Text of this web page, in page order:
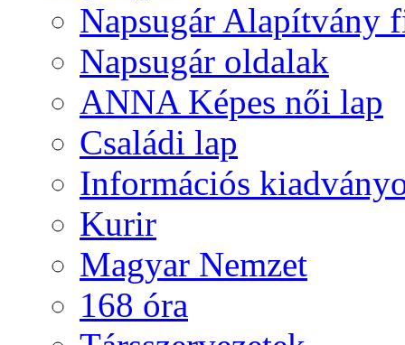
Napsugár Alapítvány
Napsugár oldalak
ANNA Képes női lap
Családi lap
Információs
Kurir
Magyar Nemzet
168 óra